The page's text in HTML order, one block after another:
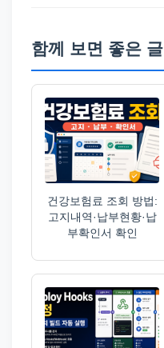
함께 보면 좋은 글
건강보험료 조회 방법:
고지내역·납부현황·납
부확인서 확인